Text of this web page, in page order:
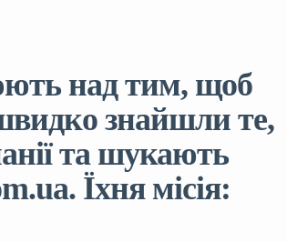
над тим, щоб
знайшли те,
та шукають
Їхня місія: